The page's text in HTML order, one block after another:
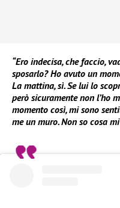
“Ero indecisa, che faccio,
sposarlo? Ho avuto un
La mattina, sì. Se lui lo
però sicuramente non l’ho
momento così, mi sono
me un muro. Non so cosa mi